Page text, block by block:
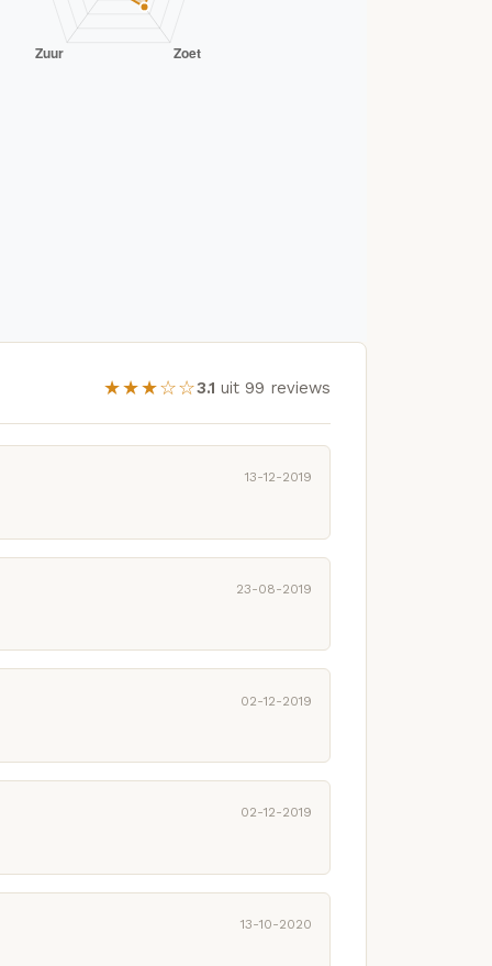
★★★☆☆3.1 uit 99 reviews
13-12-2019
23-08-2019
02-12-2019
02-12-2019
13-10-2020